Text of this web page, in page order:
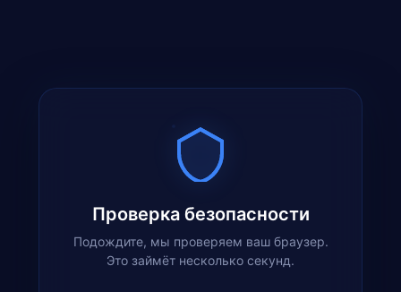
Проверка безопасности
Подождите, мы проверяем ваш браузер.
Это займёт несколько секунд.